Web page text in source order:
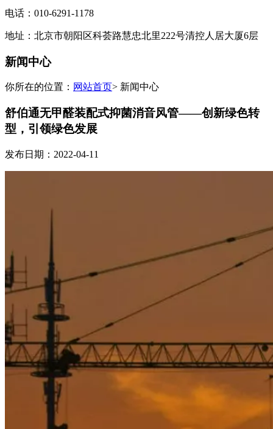
电话：010-6291-1178
地址：北京市朝阳区科荟路慧忠北里222号清控人居大厦6层
新闻中心
你所在的位置： 网站首页> 新闻中心
舒伯通无甲醛装配式抑菌消音风管——创新绿色转
型，引领绿色发展
发布日期：2022-04-11